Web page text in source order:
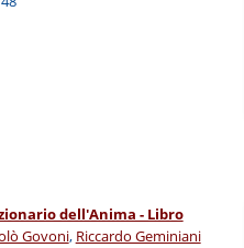
dell'Anima - Libro
Govoni, Riccardo Geminiani